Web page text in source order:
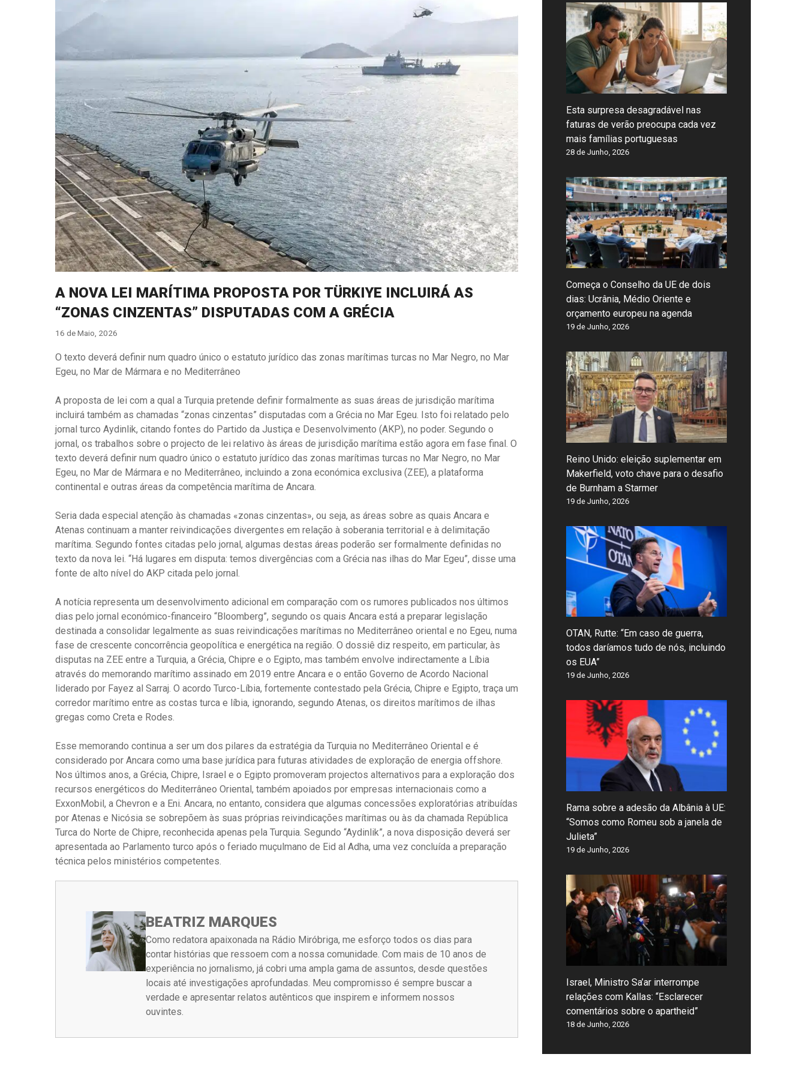
A NOVA LEI MARÍTIMA PROPOSTA POR TÜRKIYE INCLUIRÁ AS
“ZONAS CINZENTAS” DISPUTADAS COM A GRÉCIA
16 de Maio, 2026
O texto deverá definir num quadro único o estatuto jurídico das zonas marítimas turcas no Mar Negro, no Mar
Egeu, no Mar de Mármara e no Mediterrâneo
A proposta de lei com a qual a Turquia pretende definir formalmente as suas áreas de jurisdição marítima
incluirá também as chamadas “zonas cinzentas” disputadas com a Grécia no Mar Egeu. Isto foi relatado pelo
jornal turco Aydinlik, citando fontes do Partido da Justiça e Desenvolvimento (AKP), no poder. Segundo o
jornal, os trabalhos sobre o projecto de lei relativo às áreas de jurisdição marítima estão agora em fase final. O
texto deverá definir num quadro único o estatuto jurídico das zonas marítimas turcas no Mar Negro, no Mar
Egeu, no Mar de Mármara e no Mediterrâneo, incluindo a zona económica exclusiva (ZEE), a plataforma
continental e outras áreas da competência marítima de Ancara.
Seria dada especial atenção às chamadas «zonas cinzentas», ou seja, as áreas sobre as quais Ancara e
Atenas continuam a manter reivindicações divergentes em relação à soberania territorial e à delimitação
marítima. Segundo fontes citadas pelo jornal, algumas destas áreas poderão ser formalmente definidas no
texto da nova lei. “Há lugares em disputa: temos divergências com a Grécia nas ilhas do Mar Egeu”, disse uma
fonte de alto nível do AKP citada pelo jornal.
A notícia representa um desenvolvimento adicional em comparação com os rumores publicados nos últimos
dias pelo jornal económico-financeiro “Bloomberg”, segundo os quais Ancara está a preparar legislação
destinada a consolidar legalmente as suas reivindicações marítimas no Mediterrâneo oriental e no Egeu, numa
fase de crescente concorrência geopolítica e energética na região. O dossiê diz respeito, em particular, às
disputas na ZEE entre a Turquia, a Grécia, Chipre e o Egipto, mas também envolve indirectamente a Líbia
através do memorando marítimo assinado em 2019 entre Ancara e o então Governo de Acordo Nacional
liderado por Fayez al Sarraj. O acordo Turco-Líbia, fortemente contestado pela Grécia, Chipre e Egipto, traça um
corredor marítimo entre as costas turca e líbia, ignorando, segundo Atenas, os direitos marítimos de ilhas
gregas como Creta e Rodes.
Esse memorando continua a ser um dos pilares da estratégia da Turquia no Mediterrâneo Oriental e é
considerado por Ancara como uma base jurídica para futuras atividades de exploração de energia offshore.
Nos últimos anos, a Grécia, Chipre, Israel e o Egipto promoveram projectos alternativos para a exploração dos
recursos energéticos do Mediterrâneo Oriental, também apoiados por empresas internacionais como a
ExxonMobil, a Chevron e a Eni. Ancara, no entanto, considera que algumas concessões exploratórias atribuídas
por Atenas e Nicósia se sobrepõem às suas próprias reivindicações marítimas ou às da chamada República
Turca do Norte de Chipre, reconhecida apenas pela Turquia. Segundo “Aydinlik”, a nova disposição deverá ser
apresentada ao Parlamento turco após o feriado muçulmano de Eid al Adha, uma vez concluída a preparação
técnica pelos ministérios competentes.
BEATRIZ MARQUES
Como redatora apaixonada na Rádio Miróbriga, me esforço todos os dias para
contar histórias que ressoem com a nossa comunidade. Com mais de 10 anos de
experiência no jornalismo, já cobri uma ampla gama de assuntos, desde questões
locais até investigações aprofundadas. Meu compromisso é sempre buscar a
verdade e apresentar relatos autênticos que inspirem e informem nossos
ouvintes.
Esta surpresa desagradável nas
faturas de verão preocupa cada vez
mais famílias portuguesas
28 de Junho, 2026
Começa o Conselho da UE de dois
dias: Ucrânia, Médio Oriente e
orçamento europeu na agenda
19 de Junho, 2026
Reino Unido: eleição suplementar em
Makerfield, voto chave para o desafio
de Burnham a Starmer
19 de Junho, 2026
OTAN, Rutte: “Em caso de guerra,
todos daríamos tudo de nós, incluindo
os EUA”
19 de Junho, 2026
Rama sobre a adesão da Albânia à UE:
“Somos como Romeu sob a janela de
Julieta”
19 de Junho, 2026
Israel, Ministro Sa’ar interrompe
relações com Kallas: “Esclarecer
comentários sobre o apartheid”
18 de Junho, 2026